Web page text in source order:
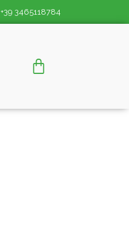
+39 3465118784